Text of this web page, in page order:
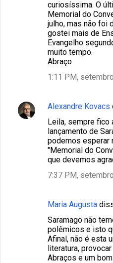
curiosíssima. O
Memorial do
julho, mas não foi
gostei mais de
Evangelho
muito tempo.
Abraço
1:11 PM,
Alexandre Kovacs
Leila, sempre fico
lançamento de
podemos esperar
"Memorial do
que devemos
7:37 PM,
Maria Augusta
Saramago não
polêmicos e isto
Afinal, não é esta
literatura,
Abraços e um